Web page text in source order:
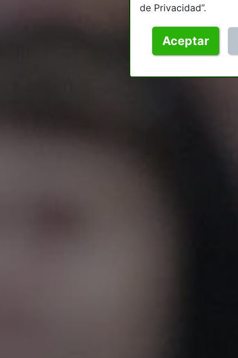
de Privacidad”.
Aceptar